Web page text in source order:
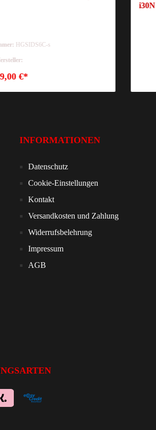
HGSIDS6C-s
€*
i30N
INFORMATIONEN
Datenschutz
Cookie-Einstellungen
Kontakt
Versandkosten und Zahlung
Widerrufsbelehrung
Impressum
AGB